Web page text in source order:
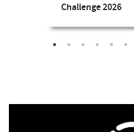
Challenge 2026